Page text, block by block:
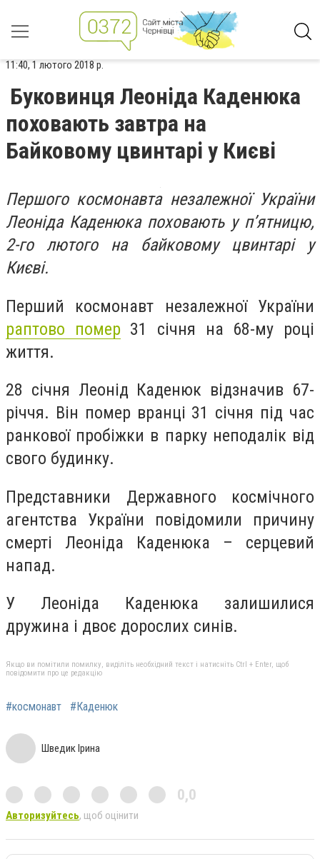
11:40, 1 лютого 2018 р.
Буковинця Леоніда Каденюка
поховають завтра на
Байковому цвинтарі у Києві
Першого космонавта незалежної України
Леоніда Каденюка поховають у п’ятницю,
2-го лютого на байковому цвинтарі у
Києві.
Перший космонавт незалежної України
раптово помер 31 січня на 68-му році
життя.
28 січня Леонід Каденюк відзначив 67-
річчя. Він помер вранці 31 січня під час
ранкової пробіжки в парку неподалік від
свого будинку.
Представники Державного космічного
агентства України повідомили причину
смерті Леоніда Каденюка – серцевий
напад.
У Леоніда Каденюка залишилися
дружина і двоє дорослих синів.
Якщо ви помітили помилку, виділіть необхідний текст і натисніть Ctrl + Enter, щоб
повідомити про це редакцію
#космонавт #Каденюк
Шведик Ірина
0,0
Авторизуйтесь, щоб оцінити